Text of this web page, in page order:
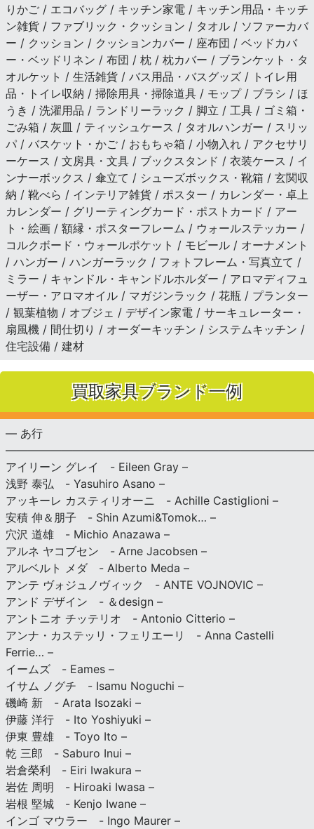
りかご / エコバッグ / キッチン家電 / キッチン用品・キッチ
ン雑貨 / ファブリック・クッション / タオル / ソファーカバ
ー / クッション / クッションカバー / 座布団 / ベッドカバ
ー・ベッドリネン / 布団 / 枕 / 枕カバー / ブランケット・タ
オルケット / 生活雑貨 / バス用品・バスグッズ / トイレ用
品・トイレ収納 / 掃除用具・掃除道具 / モップ / ブラシ / ほ
うき / 洗濯用品 / ランドリーラック / 脚立 / 工具 / ゴミ箱・
ごみ箱 / 灰皿 / ティッシュケース / タオルハンガー / スリッ
パ / バスケット・かご / おもちゃ箱 / 小物入れ / アクセサリ
ーケース / 文房具・文具 / ブックスタンド / 衣装ケース / イ
ンナーボックス / 傘立て / シューズボックス・靴箱 / 玄関収
納 / 靴べら / インテリア雑貨 / ポスター / カレンダー・卓上
カレンダー / グリーティングカード・ポストカード / アー
ト・絵画 / 額縁・ポスターフレーム / ウォールステッカー /
コルクボード・ウォールポケット / モビール / オーナメント
/ ハンガー / ハンガーラック / フォトフレーム・写真立て /
ミラー / キャンドル・キャンドルホルダー / アロマディフュ
ーザー・アロマオイル / マガジンラック / 花瓶 / プランター
/ 観葉植物 / オブジェ / デザイン家電 / サーキュレーター・
扇風機 / 間仕切り / オーダーキッチン / システムキッチン /
住宅設備 / 建材
買取家具ブランド一例
— あ行
アイリーン グレイ - Eileen Gray –
浅野 泰弘 - Yasuhiro Asano –
アッキーレ カスティリオーニ - Achille Castiglioni –
安積 伸＆朋子 - Shin Azumi&Tomok… –
穴沢 道雄 - Michio Anazawa –
アルネ ヤコブセン - Arne Jacobsen –
アルベルト メダ - Alberto Meda –
アンテ ヴォジュノヴィック - ANTE VOJNOVIC –
アンド デザイン - ＆design –
アントニオ チッテリオ - Antonio Citterio –
アンナ・カステッリ・フェリエーリ - Anna Castelli
Ferrie… –
イームズ - Eames –
イサム ノグチ - Isamu Noguchi –
磯崎 新 - Arata Isozaki –
伊藤 洋行 - Ito Yoshiyuki –
伊東 豊雄 - Toyo Ito –
乾 三郎 - Saburo Inui –
岩倉榮利 - Eiri Iwakura –
岩佐 周明 - Hiroaki Iwasa –
岩根 堅城 - Kenjo Iwane –
インゴ マウラー - Ingo Maurer –